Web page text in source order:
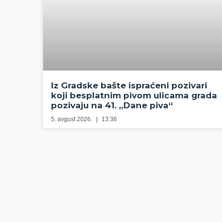
Iz Gradske bašte ispraćeni pozivari
koji besplatnim pivom ulicama grada
pozivaju na 41. „Dane piva“
5. avgust 2026. 13:36